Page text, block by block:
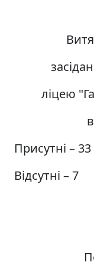
ліцею
Присутні – 33
Відсутні – 7